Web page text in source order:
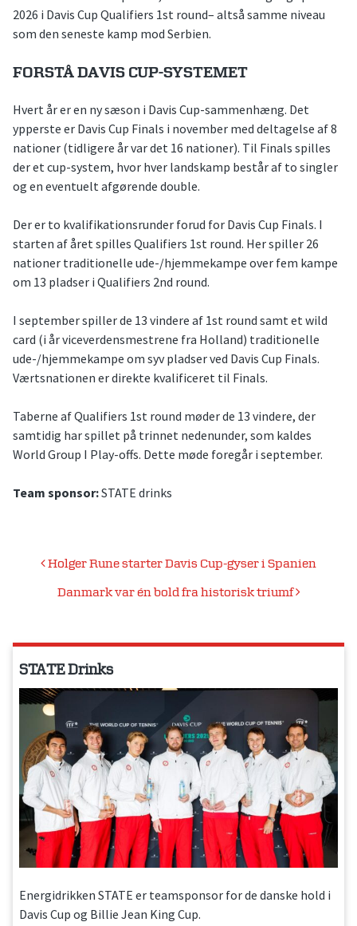
2026 i Davis Cup Qualifiers 1st round– altså samme niveau
som den seneste kamp mod Serbien.
FORSTÅ DAVIS CUP-SYSTEMET
Hvert år er en ny sæson i Davis Cup-sammenhæng. Det
ypperste er Davis Cup Finals i november med deltagelse af 8
nationer (tidligere år var det 16 nationer). Til Finals spilles
der et cup-system, hvor hver landskamp består af to singler
og en eventuelt afgørende double.
Der er to kvalifikationsrunder forud for Davis Cup Finals. I
starten af året spilles Qualifiers 1st round. Her spiller 26
nationer traditionelle ude-/hjemmekampe over fem kampe
om 13 pladser i Qualifiers 2nd round.
I september spiller de 13 vindere af 1st round samt et wild
card (i år viceverdensmestrene fra Holland) traditionelle
ude-/hjemmekampe om syv pladser ved Davis Cup Finals.
Værtsnationen er direkte kvalificeret til Finals.
Taberne af Qualifiers 1st round møder de 13 vindere, der
samtidig har spillet på trinnet nedenunder, som kaldes
World Group I Play-offs. Dette møde foregår i september.
Team sponsor:STATE drinks
Indlægsnavigation
Holger Rune starter Davis Cup-gyser i Spanien
Danmark var én bold fra historisk triumf
STATE Drinks
Energidrikken STATE er teamsponsor for de danske hold i
Davis Cup og Billie Jean King Cup.